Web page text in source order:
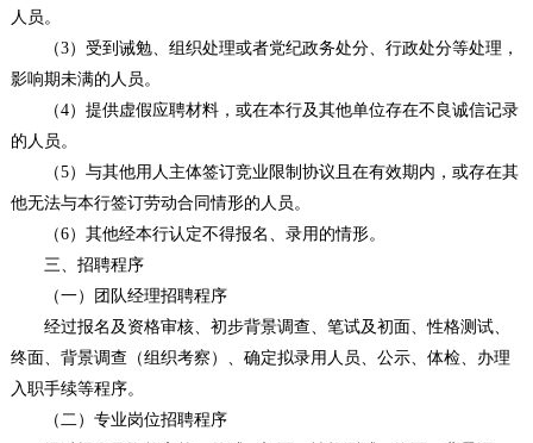
人员。
（3）受到诫勉、组织处理或者党纪政务处分、行政处分等处理，
影响期未满的人员。
（4）提供虚假应聘材料，或在本行及其他单位存在不良诚信记录
的人员。
（5）与其他用人主体签订竞业限制协议且在有效期内，或存在其
他无法与本行签订劳动合同情形的人员。
（6）其他经本行认定不得报名、录用的情形。
三、招聘程序
（一）团队经理招聘程序
经过报名及资格审核、初步背景调查、笔试及初面、性格测试、
终面、背景调查（组织考察）、确定拟录用人员、公示、体检、办理
入职手续等程序。
（二）专业岗位招聘程序